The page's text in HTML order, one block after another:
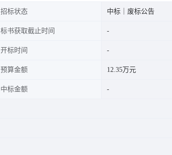
招标状态 中标｜废标公告
标书获取截止时间
开标时间
预算金额 12.35万元
中标金额